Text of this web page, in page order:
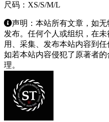
尺码：XS/S/M/L
声明：本站所有文章，如
发布。任何个人或组织，在
用、采集、发布本站内容到
如若本站内容侵犯了原著者
理。